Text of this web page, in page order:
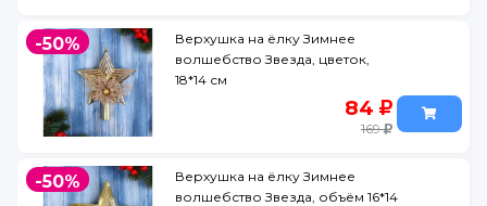
-50%
Верхушка на ёлку Зимнее
волшебство Звезда, цветок,
18*14 см
84
169
-50%
Верхушка на ёлку Зимнее
волшебство Звезда, объём 16*14